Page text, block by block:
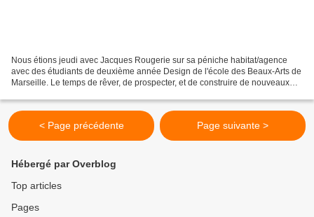
Nous étions jeudi avec Jacques Rougerie sur sa péniche habitat/agence
avec des étudiants de deuxième année Design de l'école des Beaux-Arts de
Marseille. Le temps de rêver, de prospecter, et de construire de nouveaux
< Page précédente Page suivante >
Hébergé par Overblog
Top articles
Pages